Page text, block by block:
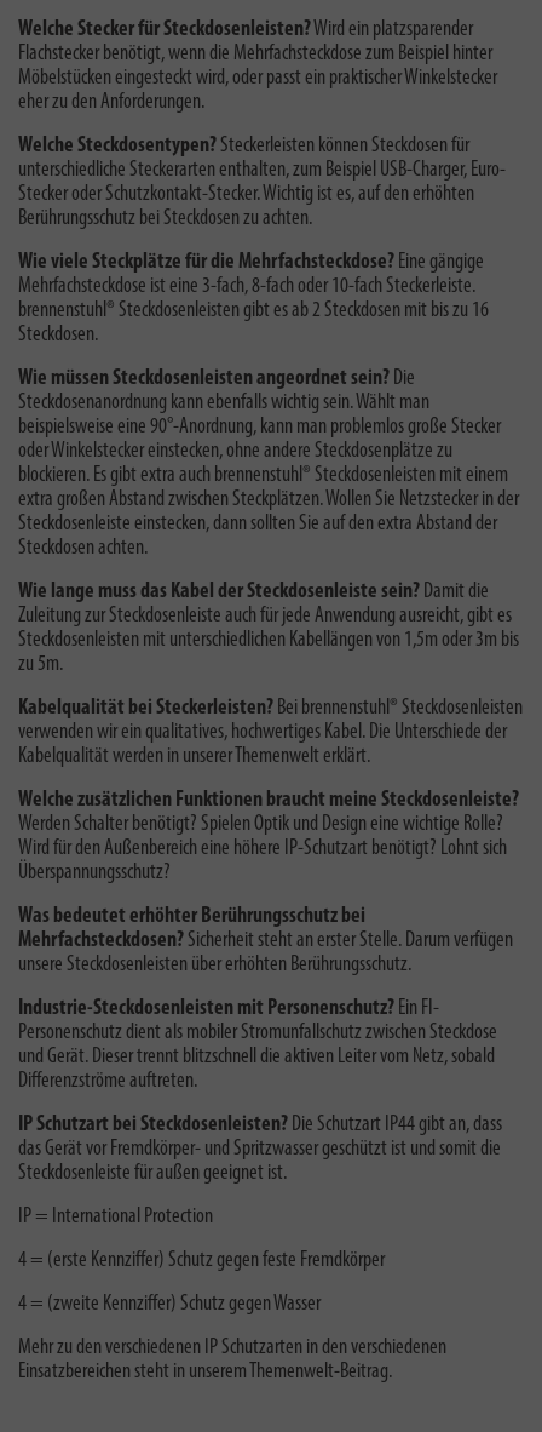
Welche Stecker für Steckdosenleisten?Wird ein platzsparender
Flachstecker benötigt, wenn die Mehrfachsteckdose zum Beispiel hinter
Möbelstücken eingesteckt wird, oder passt ein praktischer Winkelstecker
eher zu den Anforderungen.
Welche Steckdosentypen? Steckerleisten können Steckdosen für
unterschiedliche Steckerarten enthalten, zum Beispiel USB-Charger, Euro-
Stecker oder Schutzkontakt-Stecker. Wichtig ist es, auf den erhöhten
Berührungsschutz bei Steckdosen zu achten.
Wie viele Steckplätze für die Mehrfachsteckdose? Eine gängige
Mehrfachsteckdose ist eine 3-fach, 8-fach oder 10-fach Steckerleiste.
brennenstuhl® Steckdosenleisten gibt es ab 2 Steckdosen mit bis zu 16
Steckdosen.
Wie müssen Steckdosenleisten angeordnet sein? Die
Steckdosenanordnung kann ebenfalls wichtig sein. Wählt man
beispielsweise eine 90°-Anordnung, kann man problemlos große Stecker
oder Winkelstecker einstecken, ohne andere Steckdosenplätze zu
blockieren. Es gibt extra auch brennenstuhl® Steckdosenleisten mit einem
extra großen Abstand zwischen Steckplätzen. Wollen Sie Netzstecker in der
Steckdosenleiste einstecken, dann sollten Sie auf den extra Abstand der
Steckdosen achten.
Wie lange muss das Kabel der Steckdosenleiste sein? Damit die
Zuleitung zur Steckdosenleiste auch für jede Anwendung ausreicht, gibt es
Steckdosenleisten mit unterschiedlichen Kabellängen von 1,5m oder 3m bis
zu 5m.
Kabelqualität bei Steckerleisten? Bei brennenstuhl® Steckdosenleisten
verwenden wir ein qualitatives, hochwertiges Kabel. Die Unterschiede der
Kabelqualität werden in unserer Themenwelt erklärt.
Welche zusätzlichen Funktionen braucht meine Steckdosenleiste?
Werden Schalter benötigt? Spielen Optik und Design eine wichtige Rolle?
Wird für den Außenbereich eine höhere IP-Schutzart benötigt? Lohnt sich
Überspannungsschutz?
Was bedeutet erhöhter Berührungsschutz bei
Mehrfachsteckdosen? Sicherheit steht an erster Stelle. Darum verfügen
unsere Steckdosenleisten über erhöhten Berührungsschutz.
Industrie-Steckdosenleisten mit Personenschutz? Ein FI-
Personenschutz dient als mobiler Stromunfallschutz zwischen Steckdose
und Gerät. Dieser trennt blitzschnell die aktiven Leiter vom Netz, sobald
Differenzströme auftreten.
IP Schutzart bei Steckdosenleisten? Die Schutzart IP44 gibt an, dass
das Gerät vor Fremdkörper- und Spritzwasser geschützt ist und somit die
Steckdosenleiste für außen geeignet ist.
IP = International Protection
4 = (erste Kennziffer) Schutz gegen feste Fremdkörper
4 = (zweite Kennziffer) Schutz gegen Wasser
Mehr zu den verschiedenen IP Schutzarten in den verschiedenen
Einsatzbereichen steht in unserem Themenwelt-Beitrag.